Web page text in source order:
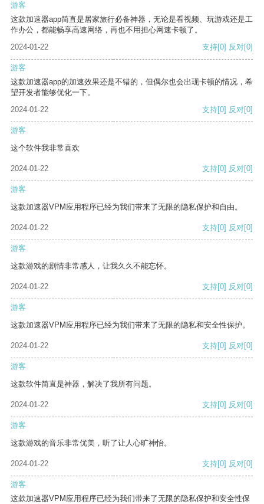
游客
这款加速器app简直是居家旅行必备神器，无论是看视频、玩游戏还是工
作办公，都能畅享高速网络，再也不用担心网速卡顿了。
2024-01-22
支持[0] 反对[0]
游客
这款加速器app的加速效果还是不错的，但偶尔也会出现卡顿的情况，希
望开发者能够优化一下。
2024-01-22
支持[0] 反对[0]
游客
这个软件我非常喜欢
2024-01-22 支持[0] 反对[0]
游客
这款加速器VPM应用程序已经为我们带来了无限的隐私保护和自由。
2024-01-22 支持[0] 反对[0]
游客
这款游戏的剧情非常感人，让我久久不能忘怀。
2024-01-22 支持[0] 反对[0]
游客
这款加速器VPM应用程序已经为我们带来了无限的隐私和安全性保护。
2024-01-22 支持[0] 反对[0]
游客
这款软件简直是神器，解决了我所有问题。
2024-01-22 支持[0] 反对[0]
游客
这款游戏的音乐非常优美，听了让人心旷神怡。
2024-01-22 支持[0] 反对[0]
游客
这款加速器VPM应用程序已经为我们带来了无限的隐私保护和安全性保